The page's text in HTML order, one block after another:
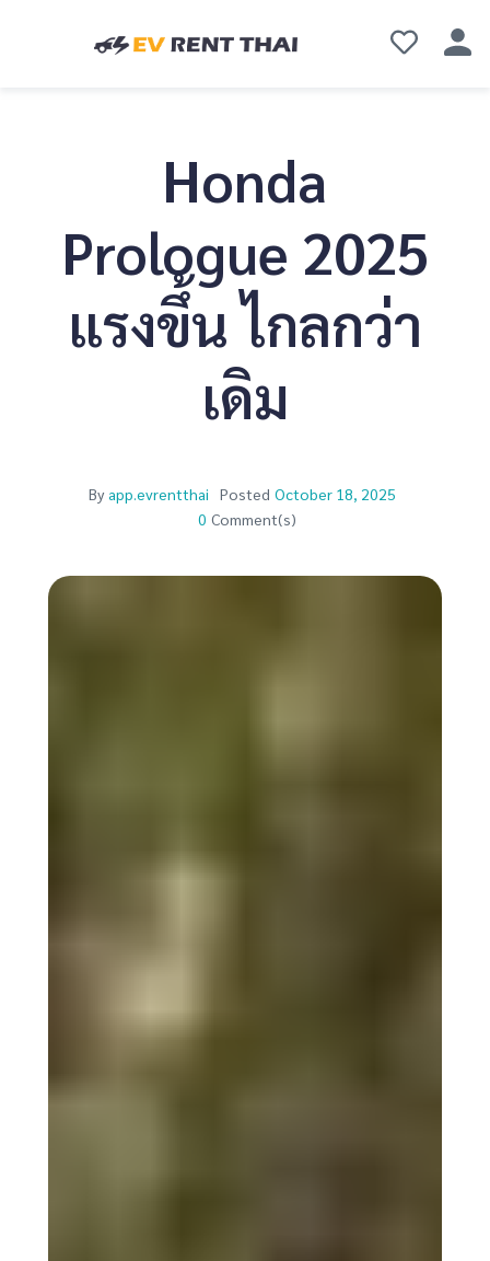
Honda
Prologue 2025
แรงขึ้น ไกลกว่า
เดิม
By app.evrentthai Posted October 18, 2025
0 Comment(s)